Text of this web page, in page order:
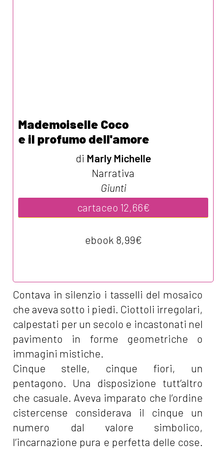
Mademoiselle Coco
e il profumo dell'amore
di Marly Michelle
Narrativa
Giunti
cartaceo 12,66€
ebook 8,99€
Contava in silenzio i tasselli del mosaico
che aveva sotto i piedi. Ciottoli irregolari,
calpestati per un secolo e incastonati nel
pavimento in forme geometriche o
immagini mistiche.
Cinque stelle, cinque fiori, un
pentagono. Una disposizione tutt’altro
che casuale. Aveva imparato che l’ordine
cistercense considerava il cinque un
numero dal valore simbolico,
l’incarnazione pura e perfetta delle cose.